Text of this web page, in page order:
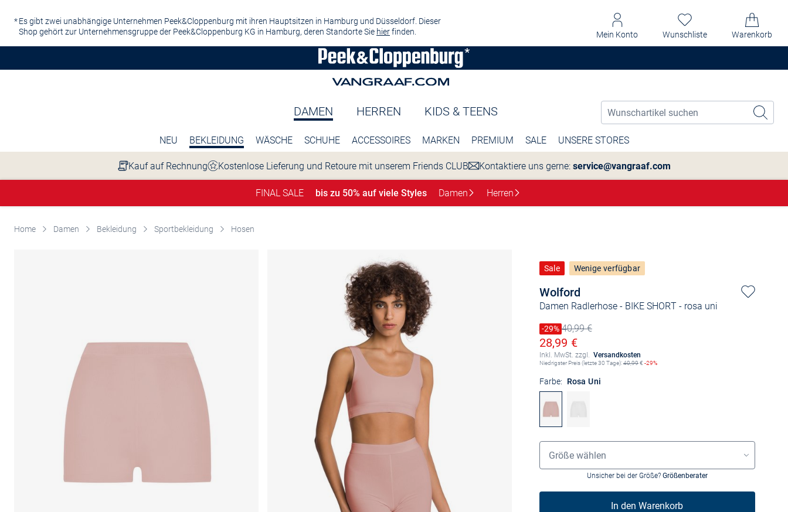
Es gibt zwei unabhängige Unternehmen Peek&Cloppenburg mit ihren Hauptsitzen in Hamburg und Düsseldorf. Dieser
Shop gehört zur Unternehmensgruppe der Peek&Cloppenburg KG in Hamburg, deren Standorte Sie hierfinden. Mein Konto Wunschliste Warenkorb
DAMEN HERREN KIDS & TEENS
NEU BEKLEIDUNG WÄSCHE SCHUHE ACCESSOIRES MARKEN PREMIUM SALE UNSERE STORES
Kauf auf Rechnung Kostenlose Lieferung und Retoure mit unserem Friends CLUB Kontaktiere uns gerne: service@vangraaf.com
FINAL SALE bis zu 50% auf viele Styles Damen Herren
Home Damen Bekleidung Sportbekleidung Hosen
Wolford
Damen Radlerhose - BIKE SHORT- rosa uni
Sale Wenige verfügbar
Preis reduziert um
-29%
Alter Preis40,99 €
Ermäßigter Preis
28,99 €
Inkl. MwSt. zzgl. Versandkosten
Niedrigster Preis (letzte 30 Tage):40,99€ -29%
Farbe: Rosa Uni
Grössenauswahl
Größe wählen
Unsicher bei der Größe? Größenberater
In den Warenkorb